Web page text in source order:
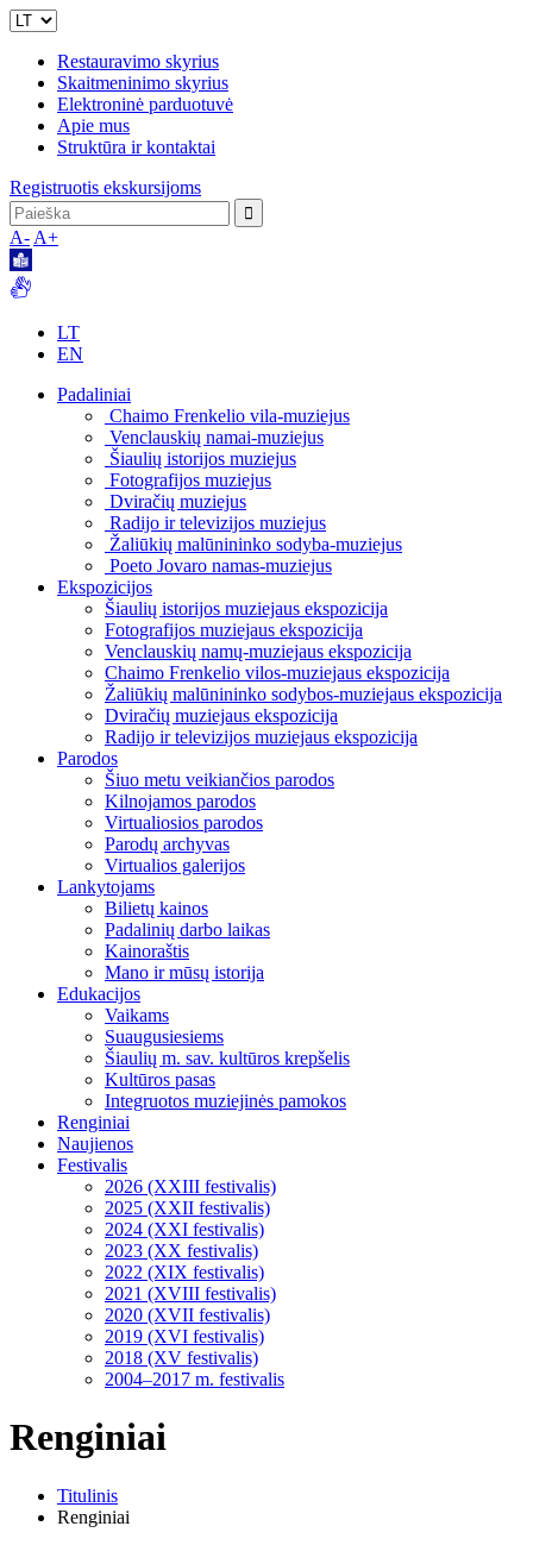
Restauravimo skyrius
Skaitmeninimo skyrius
Elektroninė parduotuvė
Apie mus
Struktūra ir kontaktai
Registruotis ekskursijoms
A- A+
LT
EN
Padaliniai
Chaimo Frenkelio vila-muziejus
Venclauskių namai-muziejus
Šiaulių istorijos muziejus
Fotografijos muziejus
Dviračių muziejus
Radijo ir televizijos muziejus
Žaliūkių malūnininko sodyba-muziejus
Poeto Jovaro namas-muziejus
Ekspozicijos
Šiaulių istorijos muziejaus ekspozicija
Fotografijos muziejaus ekspozicija
Venclauskių namų-muziejaus ekspozicija
Chaimo Frenkelio vilos-muziejaus ekspozicija
Žaliūkių malūnininko sodybos-muziejaus ekspozicija
Dviračių muziejaus ekspozicija
Radijo ir televizijos muziejaus ekspozicija
Parodos
Šiuo metu veikiančios parodos
Kilnojamos parodos
Virtualiosios parodos
Parodų archyvas
Virtualios galerijos
Lankytojams
Bilietų kainos
Padalinių darbo laikas
Kainoraštis
Mano ir mūsų istorija
Edukacijos
Vaikams
Suaugusiesiems
Šiaulių m. sav. kultūros krepšelis
Kultūros pasas
Integruotos muziejinės pamokos
Renginiai
Naujienos
Festivalis
2026 (XXIII festivalis)
2025 (XXII festivalis)
2024 (XXI festivalis)
2023 (XX festivalis)
2022 (XIX festivalis)
2021 (XVIII festivalis)
2020 (XVII festivalis)
2019 (XVI festivalis)
2018 (XV festivalis)
2004–2017 m. festivalis
Renginiai
Titulinis
Renginiai